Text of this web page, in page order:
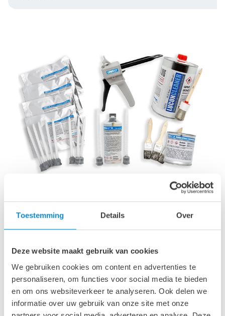
Toestemming Details Over
Deze website maakt gebruik van cookies
We gebruiken cookies om content en advertenties te
personaliseren, om functies voor social media te bieden
en om ons websiteverkeer te analyseren. Ook delen we
informatie over uw gebruik van onze site met onze
LUWIREP 70 starter- & profi-set
verlichten
Wil je de eindeloze mogelijkheden van onze slimme
LUWIREP®reparatieoplossing ervaren, koop dan een
starterssetbestaande uit:
5 LUWIREP®70-patronen 50 ml